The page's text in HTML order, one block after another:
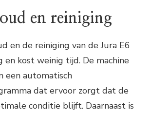
en reiniging
en de reiniging van de Jura E6
en kost weinig tijd. De machine
een automatisch
dat ervoor zorgt dat de
conditie blijft. Daarnaast is